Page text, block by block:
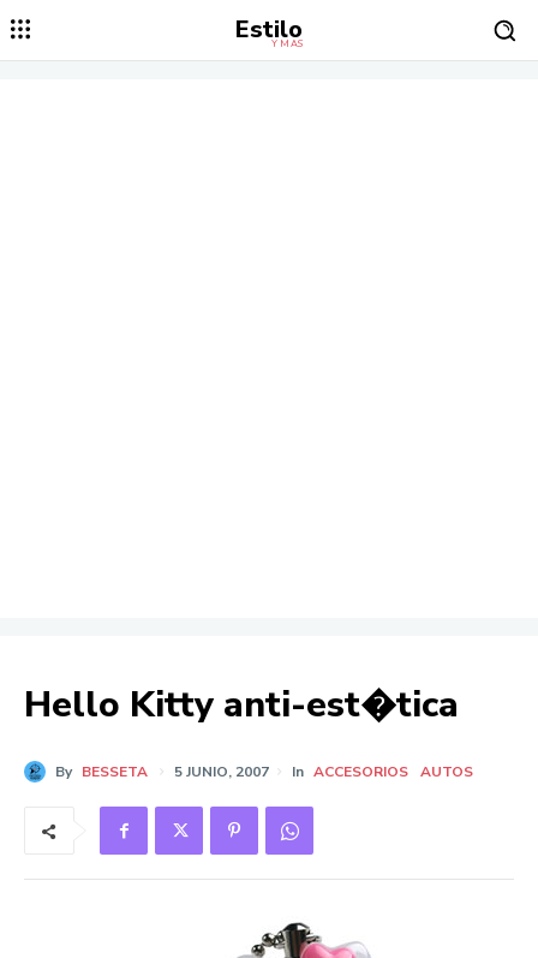
Estilo
Y MÁS
Hello Kitty anti-est�tica
By BESSETA 5 JUNIO, 2007 In ACCESORIOS AUTOS